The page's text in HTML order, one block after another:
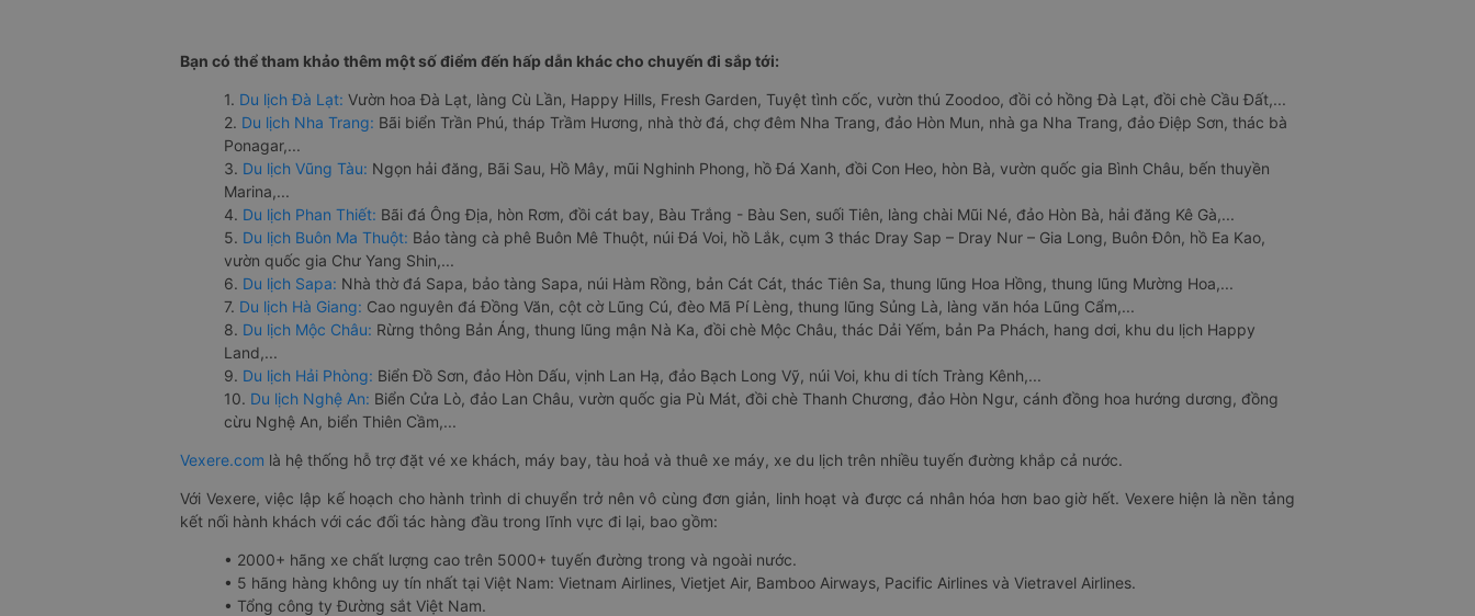
Bạn có thể tham khảo thêm một số điểm đến hấp dẫn khác cho chuyến đi sắp tới:
1. Du lịch Đà Lạt: Vườn hoa Đà Lạt, làng Cù Lần, Happy Hills, Fresh Garden, Tuyệt tình cốc, vườn thú Zoodoo, đồi cỏ hồng Đà Lạt, đồi chè Cầu Đất,...
2. Du lịch Nha Trang: Bãi biển Trần Phú, tháp Trầm Hương, nhà thờ đá, chợ đêm Nha Trang, đảo Hòn Mun, nhà ga Nha Trang, đảo Điệp Sơn, thác bà
Ponagar,...
3. Du lịch Vũng Tàu: Ngọn hải đăng, Bãi Sau, Hồ Mây, mũi Nghinh Phong, hồ Đá Xanh, đồi Con Heo, hòn Bà, vườn quốc gia Bình Châu, bến thuyền
Marina,...
4. Du lịch Phan Thiết: Bãi đá Ông Địa, hòn Rơm, đồi cát bay, Bàu Trắng - Bàu Sen, suối Tiên, làng chài Mũi Né, đảo Hòn Bà, hải đăng Kê Gà,...
5. Du lịch Buôn Ma Thuột: Bảo tàng cà phê Buôn Mê Thuột, núi Đá Voi, hồ Lắk, cụm 3 thác Dray Sap – Dray Nur – Gia Long, Buôn Đôn, hồ Ea Kao,
vườn quốc gia Chư Yang Shin,...
6. Du lịch Sapa: Nhà thờ đá Sapa, bảo tàng Sapa, núi Hàm Rồng, bản Cát Cát, thác Tiên Sa, thung lũng Hoa Hồng, thung lũng Mường Hoa,...
7. Du lịch Hà Giang: Cao nguyên đá Đồng Văn, cột cờ Lũng Cú, đèo Mã Pí Lèng, thung lũng Sủng Là, làng văn hóa Lũng Cẩm,...
8. Du lịch Mộc Châu: Rừng thông Bản Áng, thung lũng mận Nà Ka, đồi chè Mộc Châu, thác Dải Yếm, bản Pa Phách, hang dơi, khu du lịch Happy
Land,...
9. Du lịch Hải Phòng: Biển Đồ Sơn, đảo Hòn Dấu, vịnh Lan Hạ, đảo Bạch Long Vỹ, núi Voi, khu di tích Tràng Kênh,...
10. Du lịch Nghệ An: Biển Cửa Lò, đảo Lan Châu, vườn quốc gia Pù Mát, đồi chè Thanh Chương, đảo Hòn Ngư, cánh đồng hoa hướng dương, đồng
cừu Nghệ An, biển Thiên Cầm,...
Vexere.com là hệ thống hỗ trợ đặt vé xe khách, máy bay, tàu hoả và thuê xe máy, xe du lịch trên nhiều tuyến đường khắp cả nước.
Với Vexere, việc lập kế hoạch cho hành trình di chuyển trở nên vô cùng đơn giản, linh hoạt và được cá nhân hóa hơn bao giờ hết. Vexere hiện là nền tảng
kết nối hành khách với các đối tác hàng đầu trong lĩnh vực đi lại, bao gồm:
• 2000+ hãng xe chất lượng cao trên 5000+ tuyến đường trong và ngoài nước.
• 5 hãng hàng không uy tín nhất tại Việt Nam: Vietnam Airlines, Vietjet Air, Bamboo Airways, Pacific Airlines và Vietravel Airlines.
• Tổng công ty Đường sắt Việt Nam.